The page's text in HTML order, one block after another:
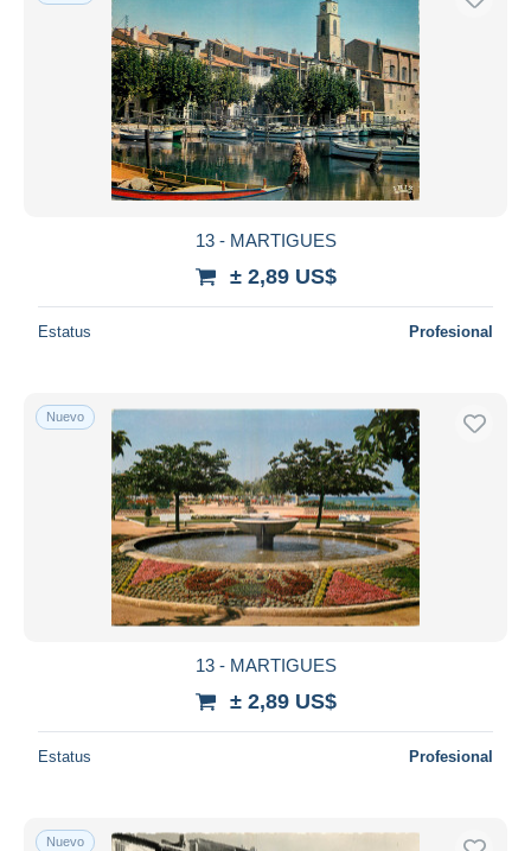
13 - MARTIGUES
± 2,89 US$
Estatus Profesional
Nuevo
13 - MARTIGUES
± 2,89 US$
Estatus Profesional
Nuevo